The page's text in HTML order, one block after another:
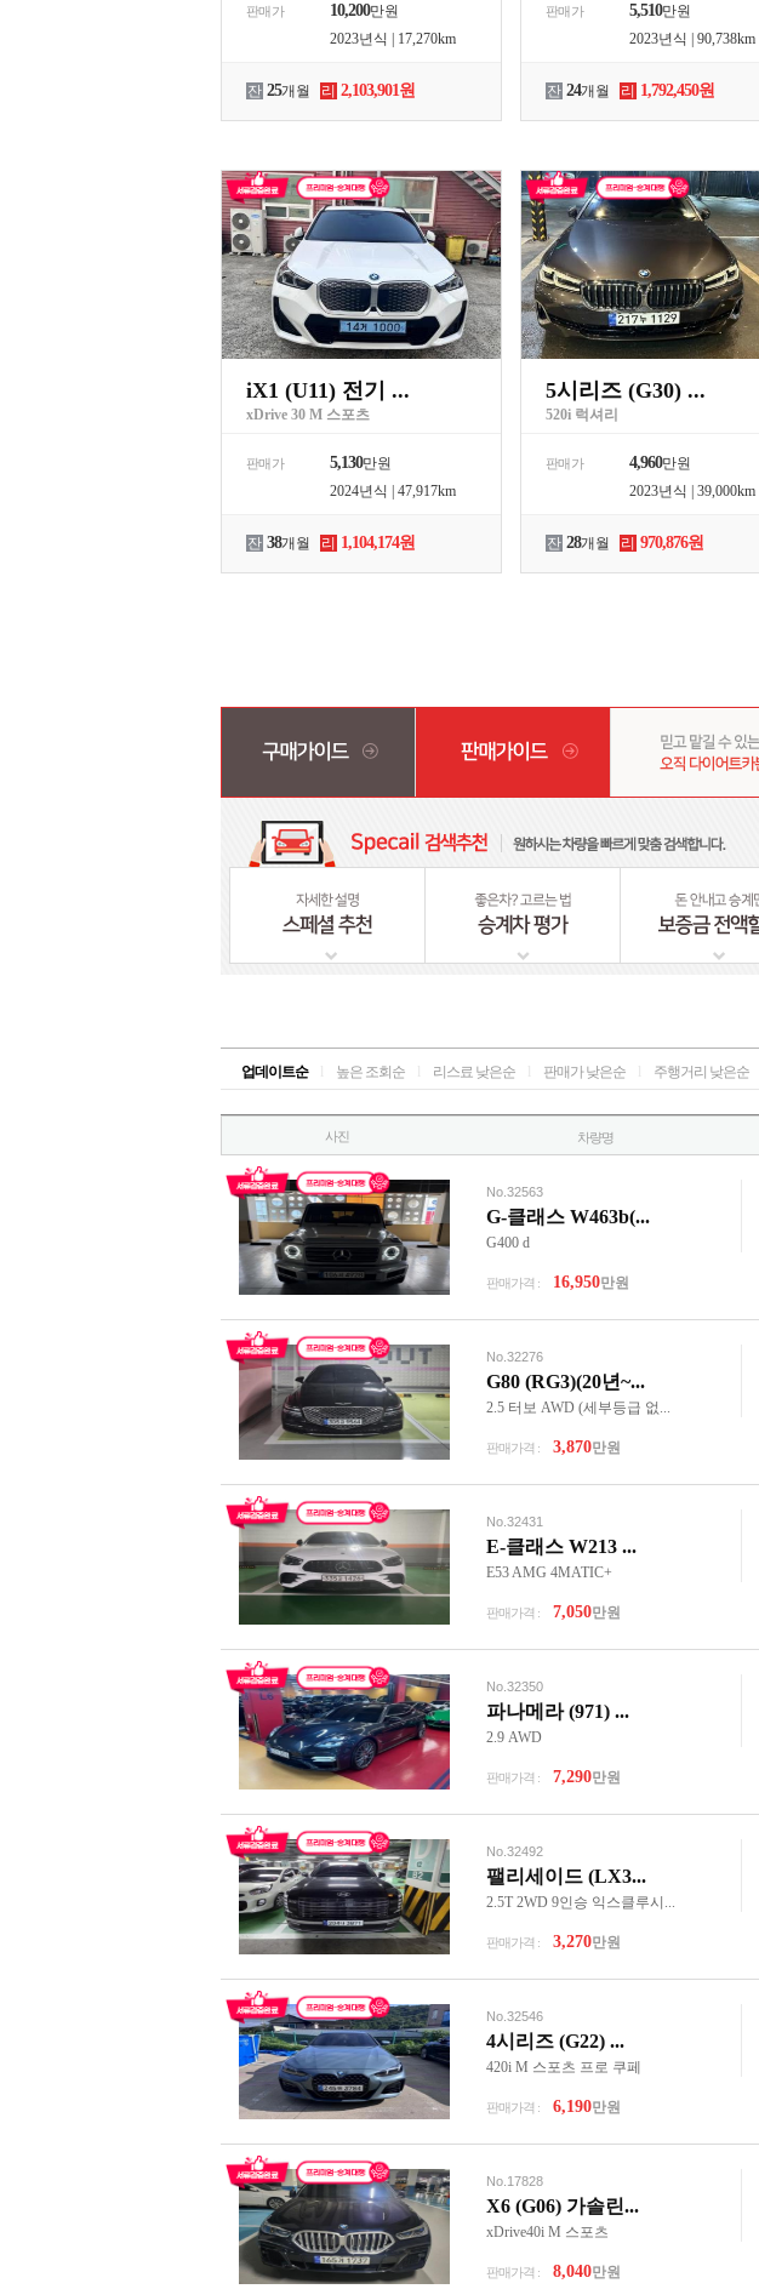
판매가 10,200만원
2023년식 | 17,270km
잔 25개월 리 2,103,901원
판매가 5,510만원
2023년식 | 90,738km
잔 24개월 리 1,792,450원
iX1 (U11) 전기 ...
xDrive 30 M 스포츠
판매가 5,130만원
2024년식 | 47,917km
잔 38개월 리 1,104,174원
5시리즈 (G30) ...
520i 럭셔리
판매가 4,960만원
2023년식 | 39,000km
잔 28개월 리 970,876원
업데이트순 높은 조회순 리스료 낮은순 판매가 낮은순 주행거리 낮은순
사진 차량명
No.32563
G-클래스 W463b(...
G400 d
판매가격 : 16,950만원
No.32276
G80 (RG3)(20년~...
2.5 터보 AWD (세부등급 없...
판매가격 : 3,870만원
No.32431
E-클래스 W213 ...
E53 AMG 4MATIC+
판매가격 : 7,050만원
No.32350
파나메라 (971) ...
2.9 AWD
판매가격 : 7,290만원
No.32492
팰리세이드 (LX3...
2.5T 2WD 9인승 익스클루시...
판매가격 : 3,270만원
No.32546
4시리즈 (G22) ...
420i M 스포츠 프로 쿠페
판매가격 : 6,190만원
No.17828
X6 (G06) 가솔린...
xDrive40i M 스포츠
판매가격 : 8,040만원